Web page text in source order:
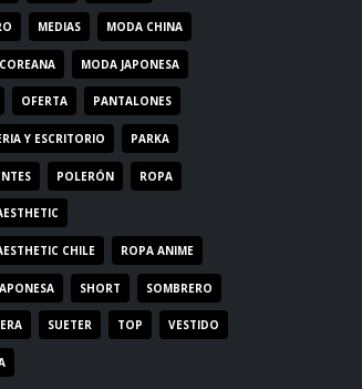
MEDIAS MODA CHINA
MODA JAPONESA
OFERTA PANTALONES
Y ESCRITORIO PARKA
POLERÓN ROPA
CHILE ROPA ANIME
SHORT SOMBRERO
SUETER TOP VESTIDO